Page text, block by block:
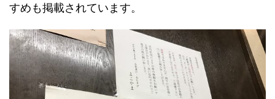
すめも掲載されています。